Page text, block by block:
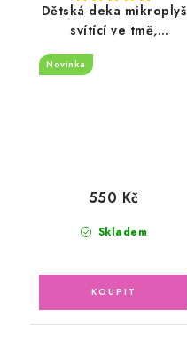
Dětská deka mikroplyš
svítící ve tmě,
Mouse, růžová
Novinka
Skladem
550 Kč